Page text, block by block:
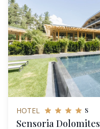
HOTEL s
Sensoria Dolomites